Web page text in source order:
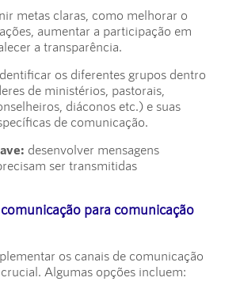
metas claras, como melhorar o
aumentar a participação em
a transparência.
os diferentes grupos dentro
de ministérios, pastorais,
diáconos etc.) e suas
de comunicação.
desenvolver mensagens
ser transmitidas
para comunicação
os canais de comunicação
Algumas opções incluem: